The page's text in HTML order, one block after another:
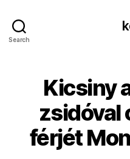
Search
Kicsiny
zsidóval
férjét